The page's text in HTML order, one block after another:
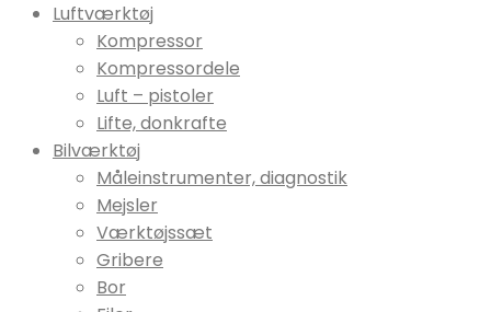
Luftværktøj
Kompressor
Kompressordele
Luft – pistoler
Lifte, donkrafte
Bilværktøj
Måleinstrumenter, diagnostik
Mejsler
Værktøjssæt
Gribere
Bor